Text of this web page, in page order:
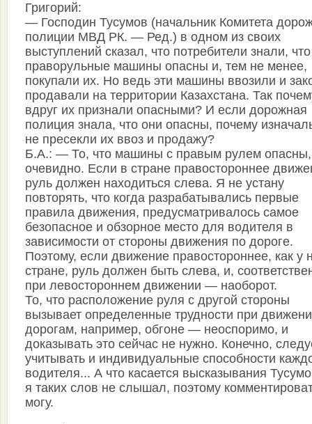
Григорий:
— Господин Тусумов (начальник Комитета
полиции МВД РК. — Ред.) в одном из своих
выступлений сказал, что потребители знали, что
праворульные машины опасны и, тем не менее,
покупали их. Но ведь эти машины ввозили и
продавали на территории Казахстана. Так
вдруг их признали опасными? И если дорожная
полиция знала, что они опасны, почему
не пресекли их ввоз и продажу?
Б.А.: — То, что машины с правым рулем
очевидно. Если в стране правостороннее
руль должен находиться слева. Я не устану
повторять, что когда разрабатывались первые
правила движения, предусматривалось самое
безопасное и обзорное место для водителя в
зависимости от стороны движения по дороге.
Поэтому, если движение правостороннее, как у
стране, руль должен быть слева, и,
при левостороннем движении — наоборот.
То, что расположение руля с другой стороны
вызывает определенные трудности при
дорогам, например, обгоне — неоспоримо, и
доказывать это сейчас не нужно. Конечно,
учитывать и индивидуальные способности
водителя... А что касается высказывания
я таких слов не слышал, поэтому
могу.